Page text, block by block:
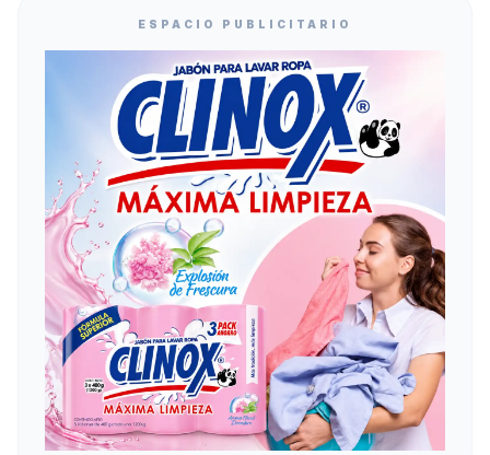
ESPACIO PUBLICITARIO